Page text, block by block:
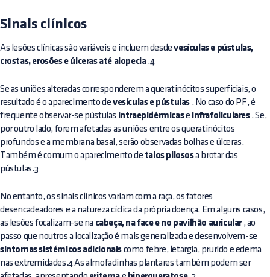
Sinais clínicos
As lesões clínicas são variáveis e incluem desdevesículas e pústulas,
crostas, erosões e úlceras até alopecia.4
Se as uniões alteradas corresponderem a queratinócitos superficiais, o
resultado é o aparecimento devesículas e pústulas . No caso do PF, é
frequente observar-se pústulas intraepidérmicase infrafoliculares. Se,
por outro lado, forem afetadas as uniões entre os queratinócitos
profundos e a membrana basal, serão observadas bolhas e úlceras.
Também é comum o aparecimento de talos pilososa brotar das
pústulas.3
No entanto, os sinais clínicos variam com a raça, os fatores
desencadeadores e a natureza cíclica da própria doença. Em alguns casos,
as lesões focalizam-se na cabeça, na face e no pavilhão auricular, ao
passo que noutros a localização é mais generalizada e desenvolvem-se
sintomas sistémicos adicionais como febre, letargia, prurido e edema
nas extremidades.4 As almofadinhas plantares também podem ser